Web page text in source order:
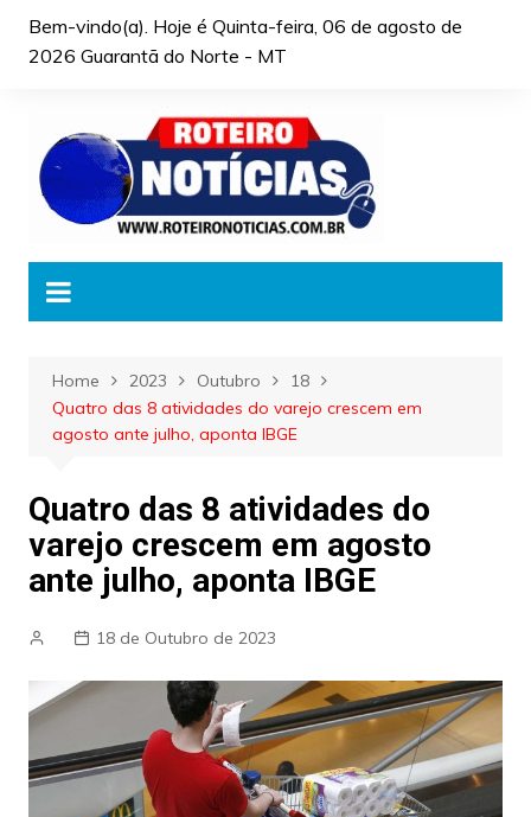
Bem-vindo(a). Hoje é Quinta-feira, 06 de agosto de
2026 Guarantã do Norte - MT
Home 2023 Outubro
18
Quatro das 8 atividades do varejo crescem em
agosto ante julho, aponta IBGE
Quatro das 8 atividades do
varejo crescem em agosto
ante julho, aponta IBGE
18 de Outubro de 2023